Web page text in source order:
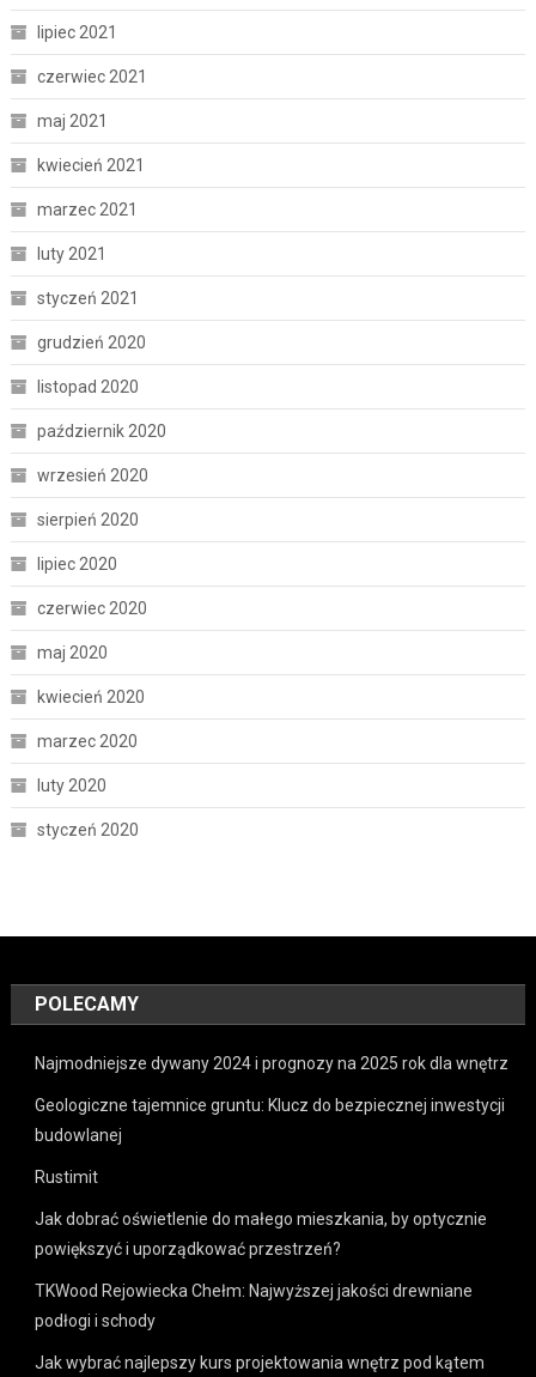
lipiec 2021
czerwiec 2021
maj 2021
kwiecień 2021
marzec 2021
luty 2021
styczeń 2021
grudzień 2020
listopad 2020
październik 2020
wrzesień 2020
sierpień 2020
lipiec 2020
czerwiec 2020
maj 2020
kwiecień 2020
marzec 2020
luty 2020
styczeń 2020
POLECAMY
Najmodniejsze dywany 2024 i prognozy na 2025 rok dla wnętrz
Geologiczne tajemnice gruntu: Klucz do bezpiecznej inwestycji
budowlanej
Rustimit
Jak dobrać oświetlenie do małego mieszkania, by optycznie
powiększyć i uporządkować przestrzeń?
TKWood Rejowiecka Chełm: Najwyższej jakości drewniane
podłogi i schody
Jak wybrać najlepszy kurs projektowania wnętrz pod kątem